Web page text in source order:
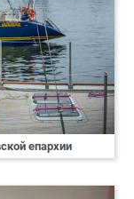
епархии